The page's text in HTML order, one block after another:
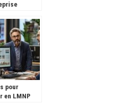
pour
en LMNP